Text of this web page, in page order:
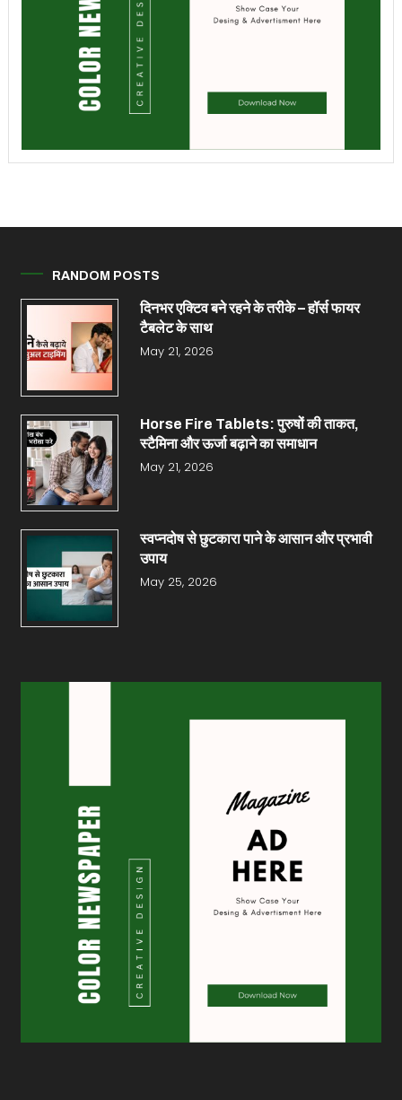
RANDOM POSTS
दिनभर एक्टिव बने रहने के तरीके – हॉर्स फायर
टैबलेट के साथ
May 21, 2026
Horse Fire Tablets: पुरुषों की ताकत,
स्टैमिना और ऊर्जा बढ़ाने का समाधान
May 21, 2026
स्वप्नदोष से छुटकारा पाने के आसान और प्रभावी
उपाय
May 25, 2026